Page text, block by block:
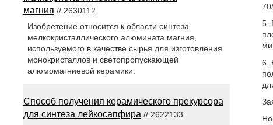
5.
6.
магния // 2630112
Изобретение относится к области синтеза
мелкокристаллического алюмината магния,
используемого в качестве сырья для изготовления
монокристаллов и светопропускающей
алюмомагниевой керамики.
Способ получения керамического прекурсора
для синтеза лейкосапфира// 2622133